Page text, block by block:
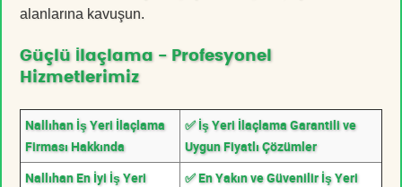
alanlarına kavuşun.
Güçlü İlaçlama - Profesyonel
Hizmetlerimiz
Nallıhan İş Yeri İlaçlama
Firması Hakkında
✅ İş Yeri İlaçlama Garantili ve
Uygun Fiyatlı Çözümler
Nallıhan En İyi İş Yeri
✅ En Yakın ve Güvenilir İş Yeri